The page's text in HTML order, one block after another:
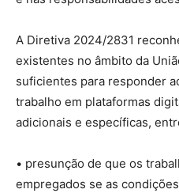
A Diretiva 2024/2831
existentes no âmbito da
suficientes para responder
trabalho em plataformas
adicionais e específicas,
• presunção de que os
empregados se as